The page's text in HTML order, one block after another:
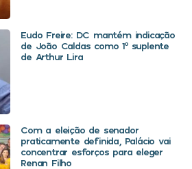
Eudo Freire: DC mantém indicação
de João Caldas como 1º suplente
de Arthur Lira
Com a eleição de senador
praticamente definida, Palácio vai
concentrar esforços para eleger
Renan Filho